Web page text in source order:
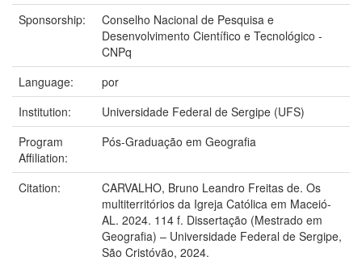
Sponsorship:
Conselho Nacional de Pesquisa e
Desenvolvimento Científico e Tecnológico -
CNPq
Language:
por
Institution:
Universidade Federal de Sergipe (UFS)
Program
Affiliation:
Pós-Graduação em Geografia
Citation:
CARVALHO, Bruno Leandro Freitas de. Os
multiterritórios da Igreja Católica em Maceió-
AL. 2024. 114 f. Dissertação (Mestrado em
Geografia) – Universidade Federal de Sergipe,
São Cristóvão, 2024.